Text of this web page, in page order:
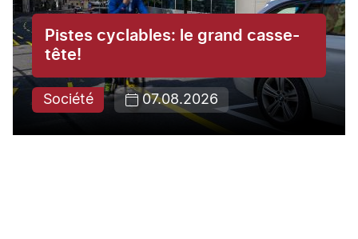
Pistes cyclables: le grand casse-
tête!
Société 07.08.2026